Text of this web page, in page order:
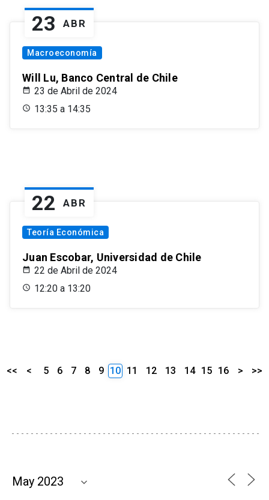
23 ABR
Macroeconomía
Will Lu, Banco Central de Chile
23 de Abril de 2024
13:35 a 14:35
22 ABR
Teoría Económica
Juan Escobar, Universidad de Chile
22 de Abril de 2024
12:20 a 13:20
<< < 5 6 7 8 9 10 11 12 13 14 15 16 > >>